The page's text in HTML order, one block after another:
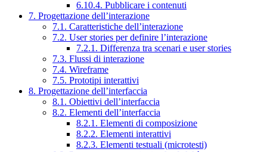
6.10.4. Pubblicare i contenuti
7. Progettazione dell’interazione
7.1. Caratteristiche dell’interazione
7.2. User stories per definire l’interazione
7.2.1. Differenza tra scenari e user stories
7.3. Flussi di interazione
7.4. Wireframe
7.5. Prototipi interattivi
8. Progettazione dell’interfaccia
8.1. Obiettivi dell’interfaccia
8.2. Elementi dell’interfaccia
8.2.1. Elementi di composizione
8.2.2. Elementi interattivi
8.2.3. Elementi testuali (microtesti)